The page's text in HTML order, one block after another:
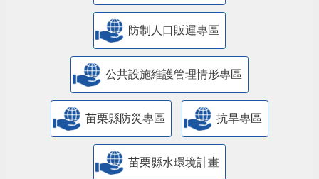
防制人口販運專區
​公共設施維護管理情形專區
苗栗縣防災專區 抗旱專區
苗栗縣水環境計畫